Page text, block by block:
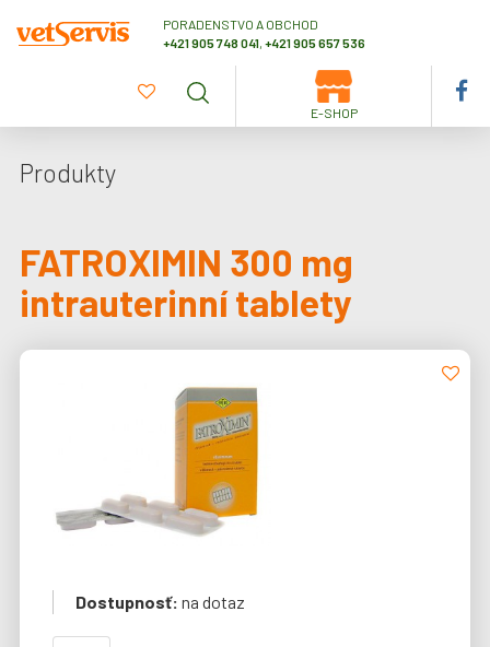
PORADENSTVO A OBCHOD
+421 905 748 041,+421 905 657 536
E-SHOP
Produkty
FATROXIMIN 300 mg
intrauterinní tablety
Dostupnosť: na dotaz